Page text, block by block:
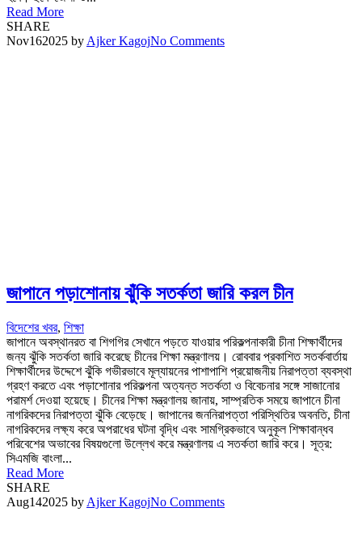
Read More
SHARE
Nov162025 by Ajker KagojNo Comments
জাপানে পড়াশোনায় ঝুঁকি সতর্কতা জারি করল চীন
বিদেশের খবর, শিক্ষা
জাপানে অবস্থানরত বা শিগগির সেখানে পড়তে যাওয়ার পরিকল্পনাকারী চীনা শিক্ষার্থীদের
জন্য ঝুঁকি সতর্কতা জারি করেছে চীনের শিক্ষা মন্ত্রণালয়। রোববার প্রকাশিত সতর্কবার্তায়
শিক্ষার্থীদের উদ্দেশে ঝুঁকি গভীরভাবে মূল্যায়নের পাশাপাশি প্রয়োজনীয় নিরাপত্তা ব্যবস্থা
গ্রহণ করতে এবং পড়াশোনার পরিকল্পনা অত্যন্ত সতর্কতা ও বিবেচনার সঙ্গে সাজানোর
পরামর্শ দেওয়া হয়েছে। চীনের শিক্ষা মন্ত্রণালয় জানায়, সাম্প্রতিক সময়ে জাপানে চীনা
নাগরিকদের নিরাপত্তা ঝুঁকি বেড়েছে। জাপানের জননিরাপত্তা পরিস্থিতির অবনতি, চীনা
নাগরিকদের লক্ষ্য করে অপরাধের ঘটনা বৃদ্ধি এবং সামগ্রিকভাবে অনুকূল শিক্ষাবান্ধব
পরিবেশের অভাবের বিষয়গুলো উল্লেখ করে মন্ত্রণালয় এ সতর্কতা জারি করে। সূত্র:
সিএমজি বাংলা...
Read More
SHARE
Aug142025 by Ajker KagojNo Comments